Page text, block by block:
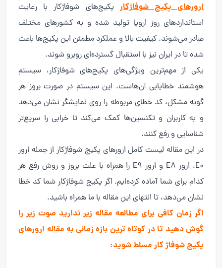
ارورهای پکیج شوفاژکار پکیج‌های شوفاژکار با رعایت
استانداردهای روز اروپا تولید شده و به کشورهای مختلف
صادر می‌شوند. کیفیت بالا و عملکرد مطمئن این پکیج‌ها باعث
شده تا در ایران نیز با استقبال گسترده‌ای روبرو شوند.
یکی از مهم‌ترین ویژگی‌های پکیج‌های شوفاژکار، سیستم
هوشمند خطایابی آن‌هاست. این سیستم در صورت بروز هر
گونه مشکل، کد خطای مربوطه را روی نمایشگر نشان می‌دهد
و به کاربران و تکنسین‌ها کمک می‌کند تا خرابی را سریع‌تر
شناسایی و رفع کنند.
در این مقاله لیست کامل ارورهای پکیج شوفاژکار از جمله ارور
E0، ارور E8 و ارور E9 را همراه با علت بروز و روش رفع هر
کدام برای شما آماده کرده‌ایم. اگر پکیج شوفاژکار شما کد خطا
نشان می‌دهد، تا انتهای این مقاله با ما همراه باشید.
اگر زمان کافی برای مطالعه مقاله زیر ندارید صوت زیر را
گوش دهید تا در کوتاه ترین بازه زمانی به مقاله ارورهای
پکیج شوفاژ کار مسلط شوید: